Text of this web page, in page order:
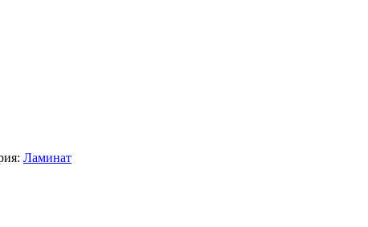
Ламинат